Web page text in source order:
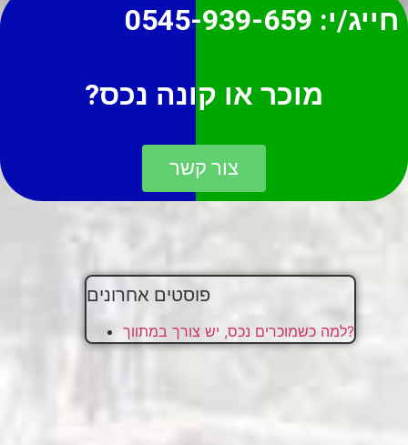
חייג/י:
מוכר או קונה נכס?
צור קשר
פוסטים אחרונים
למה כשמוכרים נכס, יש צורך במתווך?